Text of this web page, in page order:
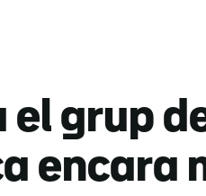
grup
encara